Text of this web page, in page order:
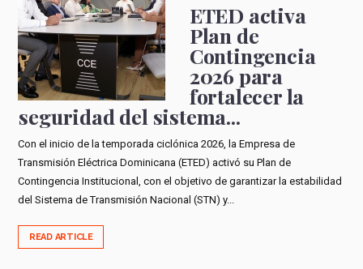
ETED activa
Plan de
Contingencia
2026 para
fortalecer la
seguridad del sistema...
Con el inicio de la temporada ciclónica 2026, la Empresa de
Transmisión Eléctrica Dominicana (ETED) activó su Plan de
Contingencia Institucional, con el objetivo de garantizar la estabilidad
del Sistema de Transmisión Nacional (STN) y...
READ ARTICLE